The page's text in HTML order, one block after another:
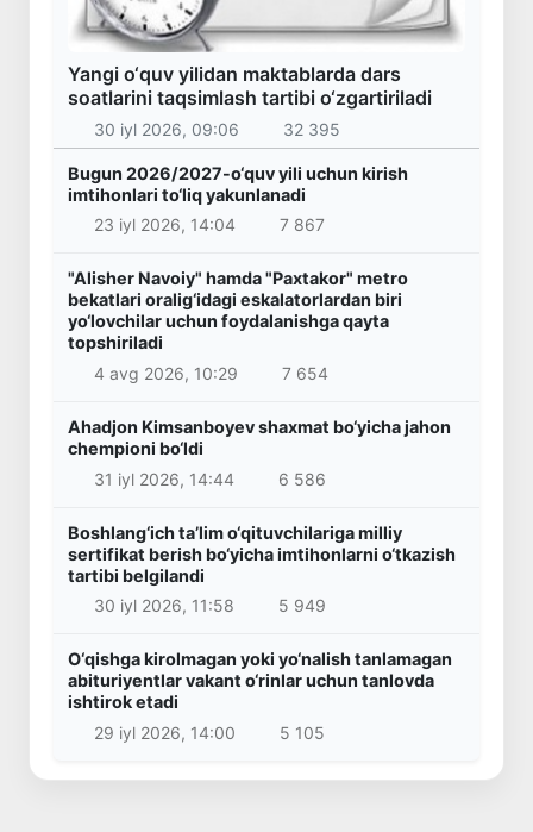
Yangi o‘quv yilidan maktablarda dars
soatlarini taqsimlash tartibi o‘zgartiriladi
30 iyl 2026, 09:06 32 395
Bugun 2026/2027-o‘quv yili uchun kirish
imtihonlari to‘liq yakunlanadi
23 iyl 2026, 14:04
7 867
"Alisher Navoiy" hamda "Paxtakor" metro
bekatlari oralig‘idagi eskalatorlardan biri
yo‘lovchilar uchun foydalanishga qayta
topshiriladi
4 avg 2026, 10:29
7 654
Ahadjon Kimsanboyev shaxmat bo‘yicha jahon
chempioni bo‘ldi
31 iyl 2026, 14:44
6 586
Boshlang‘ich ta’lim o‘qituvchilariga milliy
sertifikat berish bo‘yicha imtihonlarni o‘tkazish
tartibi belgilandi
30 iyl 2026, 11:58
5 949
O‘qishga kirolmagan yoki yo‘nalish tanlamagan
abituriyentlar vakant o‘rinlar uchun tanlovda
ishtirok etadi
29 iyl 2026, 14:00
5 105